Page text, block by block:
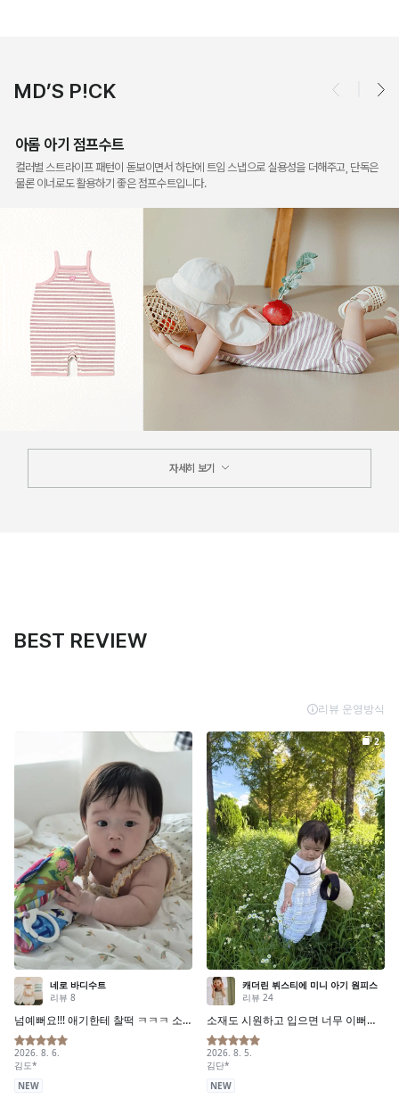
MD’S P!CK
아롬 아기 점프수트
컬러별 스트라이프 패턴이 돋보이면서 하단에 트임 스냅으로 실용성을 더해주고, 단독은
물론 이너로도 활용하기 좋은 점프수트입니다.
자세히 보기
BEST REVIEW